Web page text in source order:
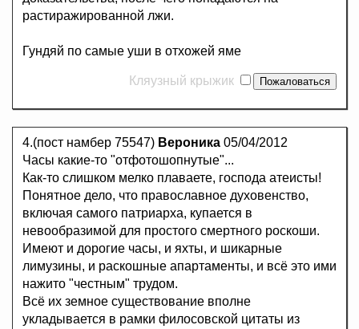
растиражированной лжи.
Гундяй по самые уши в отхожей яме
Кляузный крыжик
4.(пост намбер 75547) Вероника 05/04/2012
Часы какие-то "отфотошопнутые"...
Как-то слишком мелко плаваете, господа атеисты!
Понятное дело, что православное духовенство,
включая самого патриарха, купается в
невообразимой для простого смертного роскоши.
Имеют и дорогие часы, и яхты, и шикарные
лимузины, и раскошные апартаменты, и всё это ими
нажито "честным" трудом.
Всё их земное существование вполне
укладывается в рамки филосовской цитаты из